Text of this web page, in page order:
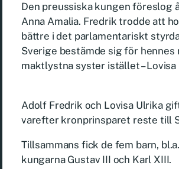
Den preussiska kungen föreslog
Anna Amalia. Fredrik trodde att
bättre i det parlamentariskt
Sverige bestämde sig för hennes
maktlystna syster istället – Lovisa
Adolf Fredrik och Lovisa Ulrika
varefter kronprinsparet reste till
Tillsammans fick de fem barn,
kungarna Gustav III och Karl XIII.